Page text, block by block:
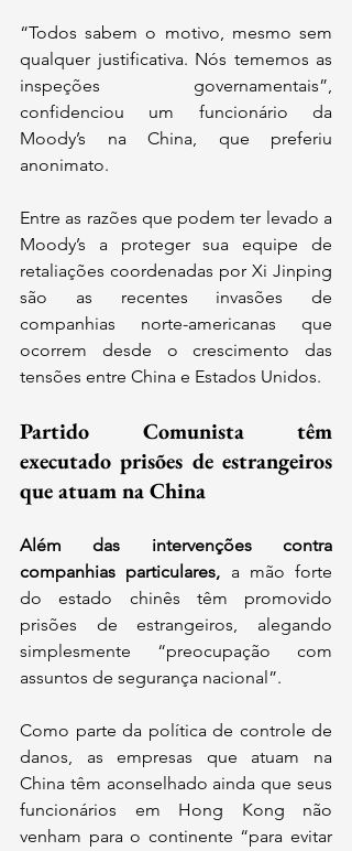
“Todos sabem o motivo, mesmo sem
qualquer justificativa. Nós tememos as
inspeções governamentais”,
confidenciou um funcionário da
Moody’s na China, que preferiu
anonimato.
Entre as razões que podem ter levado a
Moody’s a proteger sua equipe de
retaliações coordenadas por Xi Jinping
são as recentes invasões de
companhias norte-americanas que
ocorrem desde o crescimento das
tensões entre China e Estados Unidos.
Partido Comunista têm
executado prisões de estrangeiros
que atuam na China
Além das intervenções contra
companhias particulares, a mão forte
do estado chinês têm promovido
prisões de estrangeiros, alegando
simplesmente “preocupação com
assuntos de segurança nacional”.
Como parte da política de controle de
danos, as empresas que atuam na
China têm aconselhado ainda que seus
funcionários em Hong Kong não
venham para o continente “para evitar